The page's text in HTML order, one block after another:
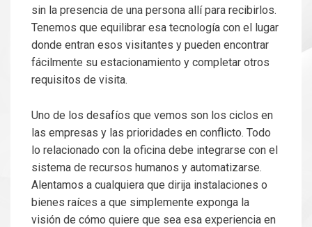
sin la presencia de una persona allí para recibirlos.
Tenemos que equilibrar esa tecnología con el lugar
donde entran esos visitantes y pueden encontrar
fácilmente su estacionamiento y completar otros
requisitos de visita.
Uno de los desafíos que vemos son los ciclos en
las empresas y las prioridades en conflicto. Todo
lo relacionado con la oficina debe integrarse con el
sistema de recursos humanos y automatizarse.
Alentamos a cualquiera que dirija instalaciones o
bienes raíces a que simplemente exponga la
visión de cómo quiere que sea esa experiencia en